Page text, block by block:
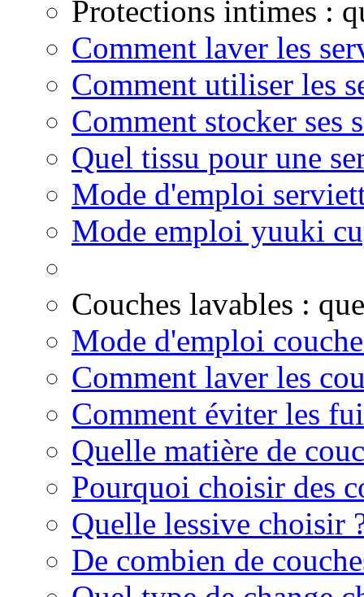
Protections intimes :
Comment laver les
Comment utiliser les
Comment stocker ses
Quel tissu pour une
Mode d'emploi
Mode emploi yuuki
Couches lavables :
Mode d'emploi
Comment laver les
Comment éviter les
Quelle matière de
Pourquoi choisir des
Quelle lessive choisir
De combien de